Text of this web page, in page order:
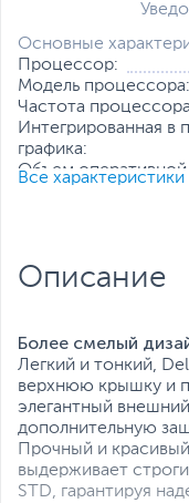
Основные
Процессор:
Модель процессора:
Частота
Интегрированная в
графика:
Объем оперативной
Твердотельный
Операционная
Все характеристики
Все характеристики
Описание
Более смелый
Легкий и тонкий,
верхнюю крышку и
элегантный
дополнительную
Прочный и
выдерживает
STD, гарантируя